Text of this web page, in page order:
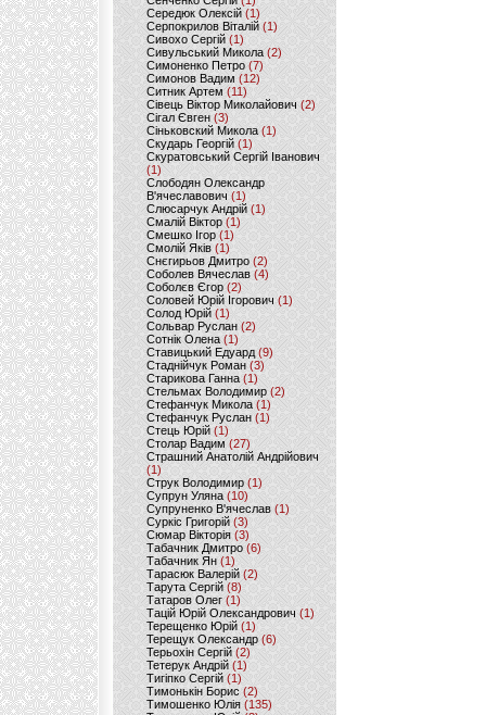
Середюк Олексій(1)
Серпокрилов Віталій(1)
Сивохо Сергій(1)
Сивульський Микола(2)
Симоненко Петро(7)
Симонов Вадим (12)
Ситник Артем(11)
Сівець Віктор Миколайович(2)
Сігал Євген (3)
Сіньковский Микола(1)
Скударь Георгій (1)
Скуратовський Сергій Іванович
(1)
Слободян Олександр
В'ячеславович(1)
Слюсарчук Андрій(1)
Смалій Віктор (1)
Смешко Ігор (1)
Смолій Яків (1)
Снєгирьов Дмитро (2)
Соболев Вячеслав (4)
Соболєв Єгор(2)
Соловей Юрій Ігорович (1)
Солод Юрій (1)
Сольвар Руслан (2)
Сотнік Олена(1)
Ставицький Едуард (9)
Стаднійчук Роман(3)
Старикова Ганна (1)
Стельмах Володимир(2)
Стефанчук Микола (1)
Стефанчук Руслан (1)
Стець Юрій (1)
Столар Вадим(27)
Страшний Анатолій Андрійович
(1)
Струк Володимир (1)
Супрун Уляна (10)
Супруненко В'ячеслав (1)
Суркіс Григорій (3)
Сюмар Вікторія (3)
Табачник Дмитро (6)
Табачник Ян(1)
Тарасюк Валерій (2)
Тарута Сергій (8)
Татаров Олег(1)
Тацій Юрій Олександрович(1)
Терещенко Юрій(1)
Терещук Олександр(6)
Терьохін Сергій (2)
Тетерук Андрій (1)
Тигіпко Сергій(1)
Тимонькін Борис (2)
Тимошенко Юлія (135)